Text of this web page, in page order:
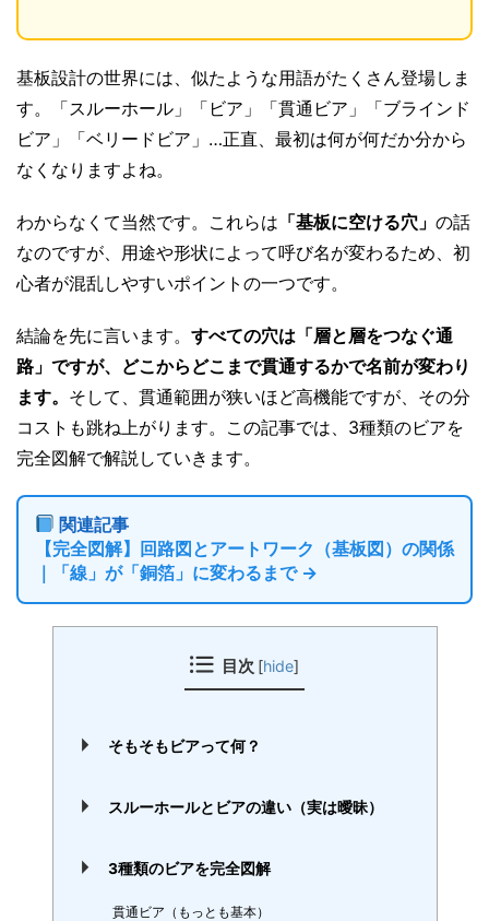
基板設計の世界には、似たような用語がたくさん登場しま
す。「スルーホール」「ビア」「貫通ビア」「ブラインド
ビア」「ベリードビア」…正直、最初は何が何だか分から
なくなりますよね。
わからなくて当然です。これらは 「基板に空ける穴」 の話
なのですが、用途や形状によって呼び名が変わるため、初
心者が混乱しやすいポイントの一つです。
結論を先に言います。 すべての穴は「層と層をつなぐ通
路」ですが、どこからどこまで貫通するかで名前が変わり
ます。 そして、貫通範囲が狭いほど高機能ですが、その分
コストも跳ね上がります。この記事では、3種類のビアを
完全図解で解説していきます。
関連記事
【完全図解】回路図とアートワーク（基板図）の関係
｜「線」が「銅箔」に変わるまで →
目次 [hide]
そもそもビアって何？
スルーホールとビアの違い（実は曖昧）
3種類のビアを完全図解
貫通ビア（もっとも基本）